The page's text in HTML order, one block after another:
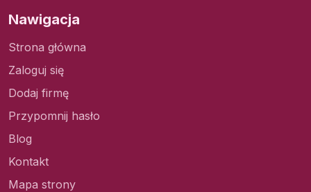
Nawigacja
Strona główna
Zaloguj się
Dodaj firmę
Przypomnij hasło
Blog
Kontakt
Mapa strony